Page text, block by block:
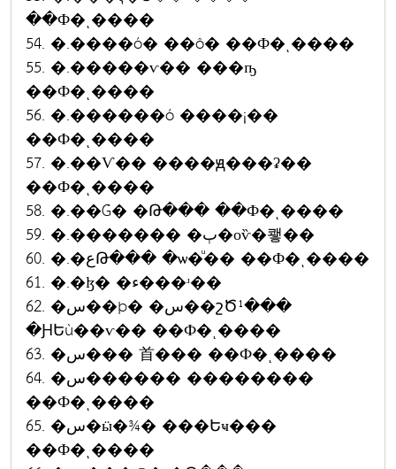
��Ф�ͺ����
54. �.����ó� ��ô� ��Ф�ͺ����
55. �.�����ѵ�� ���ҧ
��Ф�ͺ����
56. �.������ó ����¡��
��Ф�ͺ����
57. �.��Ѵ�� ����ԭ���ʡ��
��Ф�ͺ����
58. �.��Ǵ� �Թ��� ��Ф�ͺ����
59. �.������� �ٻ�оѷ�쾧��
60. �.�عԹ��� �ѡ�ͧ�� ��Ф�ͺ����
61. �.�ɮ� �ء���ʴ��
62. �س��þ� �س��շԾ¹���
�ԨԵù��ѵ�� ��Ф�ͺ����
63. �س��� ⾸��� ��Ф�ͺ����
64. �س������ ��������
��Ф�ͺ����
65. �س�ӹ�¾� ���Եҹ���
��Ф�ͺ����